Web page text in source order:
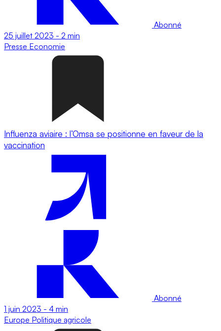
Abonné
25 juillet 2023 - 2 min
Presse Economie
Influenza aviaire : l’Omsa se positionne en faveur de la
vaccination
Abonné
1 juin 2023 - 4 min
Europe Politique agricole